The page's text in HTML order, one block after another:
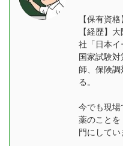
【保有資
【経歴】
社「日本イ
国家試験
師、保険
る。
今でも現場
薬のこと
門にしてい